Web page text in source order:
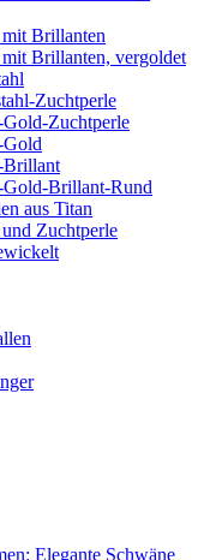
Brillanten
Brillanten, vergoldet
Zuchtperle
Zuchtperle
Brillant
Brillant-Rund
aus Titan
Zuchtperle
Elegante Schwäne